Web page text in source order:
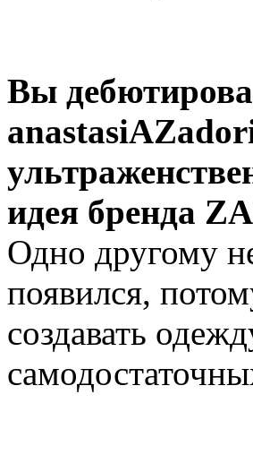
Вы
идея бренда
Одно другому
появился,
создавать